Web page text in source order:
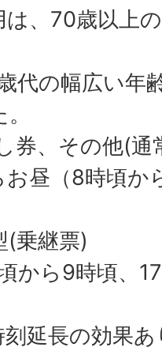
は、70歳以上
代の幅広い年
券、その他(通
昼（8時頃か
(乗継票)
から9時頃、
延長の効果あ